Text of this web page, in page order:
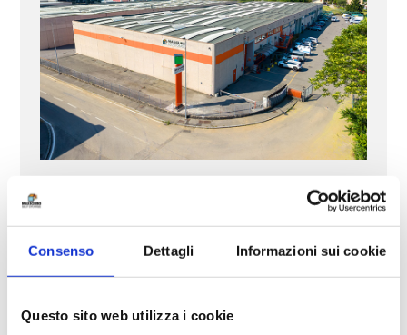
Consenso Dettagli Informazioni sui cookie
Questo sito web utilizza i cookie
IL TUO DEPOSITO SICURO A
BERGAMO MENTRE SEI IN VIAGGIO
Maxicubo Self Storage è lo spazio
protetto e flessibile in cuicustodire i tuoi
mentre sei viaggio, facile da